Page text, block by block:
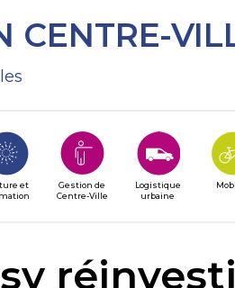
CENTRE-
et
Gestion de
Centre-Ville
Logistique
urbaine